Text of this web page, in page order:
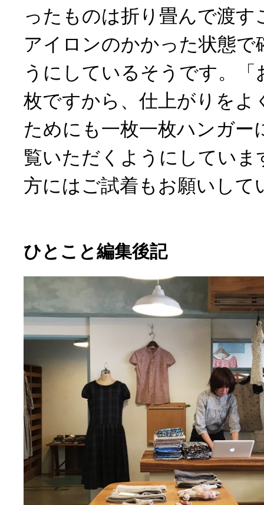
ったものは折り畳んで渡す
アイロンのかかった状態で
うにしているそうです。
枚ですから、仕上がりをよ
ためにも一枚一枚ハンガー
覧いただくようにしていま
方にはご試着もお願いして
ひとこと編集後記